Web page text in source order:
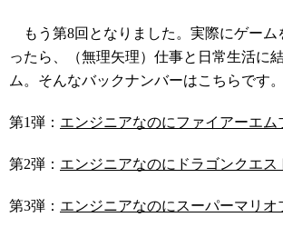
もう第8回となりました。実際にゲーム
ったら、（無理矢理）仕事と日常生活に
ム。そんなバックナンバーはこちらです。
第1弾： エンジニアなのにファイアーエム
第2弾： エンジニアなのにドラゴンクエス
第3弾： エンジニアなのにスーパーマリオ